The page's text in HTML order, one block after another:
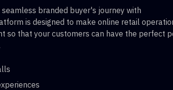
branded buyer's journey with
is designed to make online retail
so that your customers can have the perfect